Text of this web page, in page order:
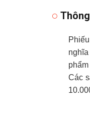
Các